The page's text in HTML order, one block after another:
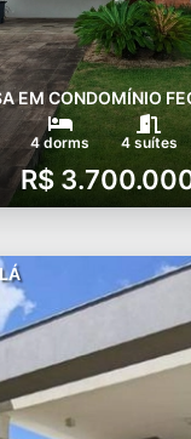
EM CONDOMÍNIO
4 dorms 4 suítes
R$